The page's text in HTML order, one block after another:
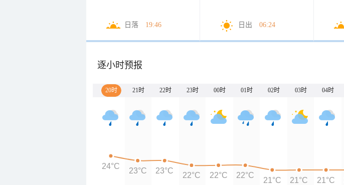
日落 19:46 日出 06:24
逐小时预报
20时 21时 22时 23时 00时 01时 02时 03时 04时
24°C
23°C 23°C
22°C 22°C 22°C
21°C 21°C 21°C